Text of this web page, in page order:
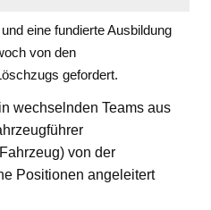
eine fundierte Ausbildung
von den
gefordert.
wechselnden Teams aus
von der
Positionen angeleitert